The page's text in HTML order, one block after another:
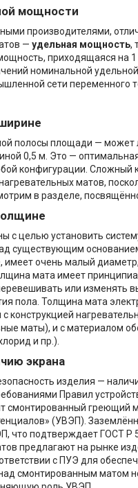
мощности
производителями,
— удельная мощность,
приходящаяся на
номинальной
сети переменного
полосы площади — может
0,5 м. Это —
конфигурации. Сложный
матов,
в разделе,
с целью установить
существующим
имеет очень малый
мата имеет
или изменять
пола. Толщина мата
конструкцией
маты), и с материалом
и пр.).
экрана
изделия —
Правил
смонтированный греющий
(УВЭП).
что подтверждает ГОСТ Р
предлагают на рынке
с ПУЭ для
смонтированным матом